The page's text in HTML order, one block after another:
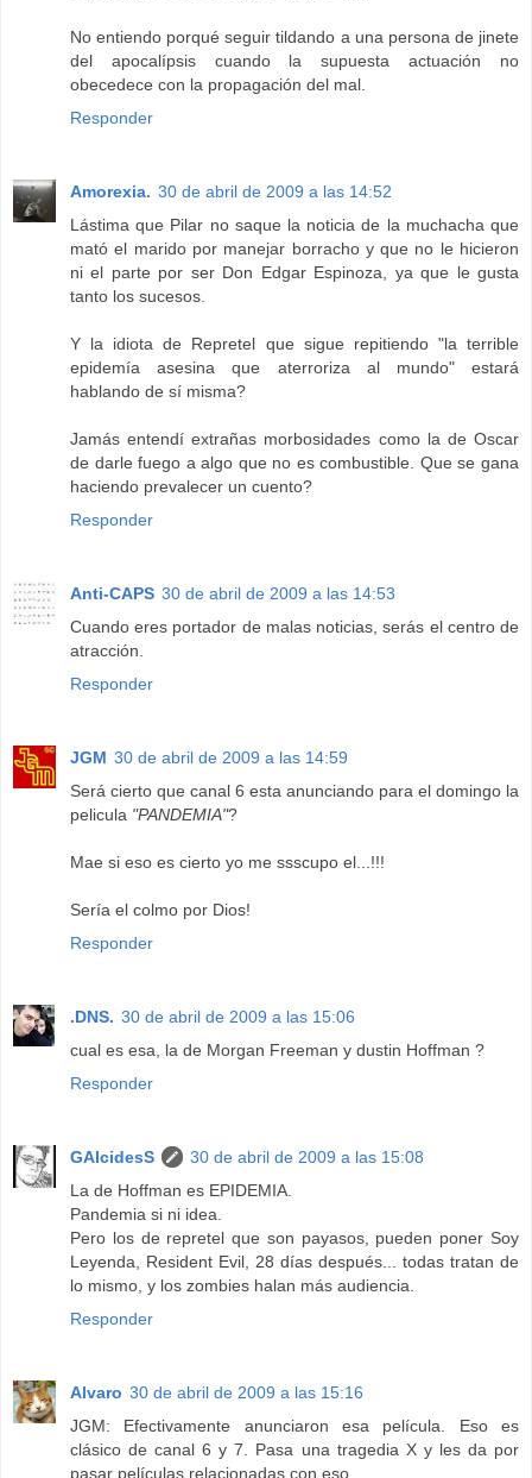
No entiendo porqué seguir tildando a una persona de jinete
del apocalípsis cuando la supuesta actuación no
obecedece con la propagación del mal.
Responder
Amorexia. 30 de abril de 2009 a las 14:52
Lástima que Pilar no saque la noticia de la muchacha que
mató el marido por manejar borracho y que no le hicieron
ni el parte por ser Don Edgar Espinoza, ya que le gusta
tanto los sucesos.
Y la idiota de Repretel que sigue repitiendo "la terrible
epidemía asesina que aterroriza al mundo" estará
hablando de sí misma?
Jamás entendí extrañas morbosidades como la de Oscar
de darle fuego a algo que no es combustible. Que se gana
haciendo prevalecer un cuento?
Responder
Anti-CAPS 30 de abril de 2009 a las 14:53
Cuando eres portador de malas noticias, serás el centro de
atracción.
Responder
JGM 30 de abril de 2009 a las 14:59
Será cierto que canal 6 esta anunciando para el domingo la
pelicula "PANDEMIA"?
Mae si eso es cierto yo me ssscupo el...!!!
Sería el colmo por Dios!
Responder
.DNS. 30 de abril de 2009 a las 15:06
cual es esa, la de Morgan Freeman y dustin Hoffman ?
Responder
GAlcidesS
30 de abril de 2009 a las 15:08
La de Hoffman es EPIDEMIA.
Pandemia si ni idea.
Pero los de repretel que son payasos, pueden poner Soy
Leyenda, Resident Evil, 28 días después... todas tratan de
lo mismo, y los zombies halan más audiencia.
Responder
Alvaro 30 de abril de 2009 a las 15:16
JGM: Efectivamente anunciaron esa película. Eso es
clásico de canal 6 y 7. Pasa una tragedia X y les da por
pasar películas relacionadas con eso.